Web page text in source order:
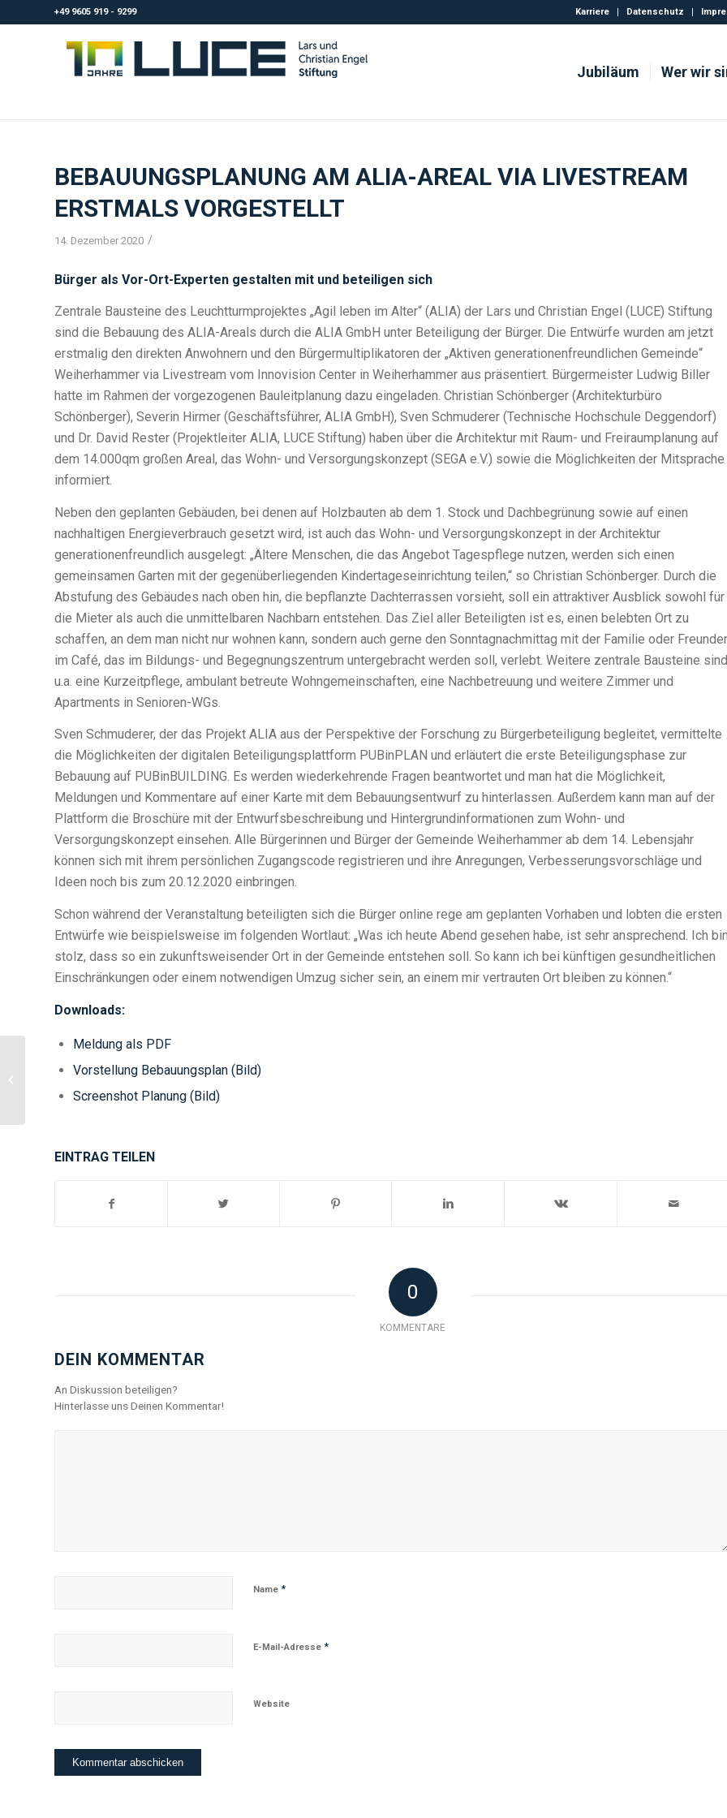
Karriere Datenschutz
+49 9605 919 - 9299
Jubiläum Wer wir
BEBAUUNGSPLANUNG AM ALIA-AREAL VIA LIVESTREAM
ERSTMALS VORGESTELLT
14. Dezember 2020 /
Bürger als Vor-Ort-Experten gestalten mit und beteiligen sich
Zentrale Bausteine des Leuchtturmprojektes „Agil leben im Alter“ (ALIA) der Lars und Christian Engel (LUCE) Stiftung
sind die Bebauung des ALIA-Areals durch die ALIA GmbH unter Beteiligung der Bürger. Die Entwürfe wurden am jetzt
erstmalig den direkten Anwohnern und den Bürgermultiplikatoren der „Aktiven generationenfreundlichen Gemeinde“
Weiherhammer via Livestream vom Innovision Center in Weiherhammer aus präsentiert. Bürgermeister Ludwig Biller
hatte im Rahmen der vorgezogenen Bauleitplanung dazu eingeladen. Christian Schönberger (Architekturbüro
Schönberger), Severin Hirmer (Geschäftsführer, ALIA GmbH), Sven Schmuderer (Technische Hochschule Deggendorf)
und Dr. David Rester (Projektleiter ALIA, LUCE Stiftung) haben über die Architektur mit Raum- und Freiraumplanung auf
dem 14.000qm großen Areal, das Wohn- und Versorgungskonzept (SEGA e.V.) sowie die Möglichkeiten der Mitsprache
informiert.
Neben den geplanten Gebäuden, bei denen auf Holzbauten ab dem 1. Stock und Dachbegrünung sowie auf einen
nachhaltigen Energieverbrauch gesetzt wird, ist auch das Wohn- und Versorgungskonzept in der Architektur
generationenfreundlich ausgelegt: „Ältere Menschen, die das Angebot Tagespflege nutzen, werden sich einen
gemeinsamen Garten mit der gegenüberliegenden Kindertageseinrichtung teilen,“ so Christian Schönberger. Durch die
Abstufung des Gebäudes nach oben hin, die bepflanzte Dachterrassen vorsieht, soll ein attraktiver Ausblick sowohl für
die Mieter als auch die unmittelbaren Nachbarn entstehen. Das Ziel aller Beteiligten ist es, einen belebten Ort zu
schaffen, an dem man nicht nur wohnen kann, sondern auch gerne den Sonntagnachmittag mit der Familie oder
im Café, das im Bildungs- und Begegnungszentrum untergebracht werden soll, verlebt. Weitere zentrale Bausteine sind
u.a. eine Kurzeitpflege, ambulant betreute Wohngemeinschaften, eine Nachbetreuung und weitere Zimmer und
Apartments in Senioren-WGs.
Sven Schmuderer, der das Projekt ALIA aus der Perspektive der Forschung zu Bürgerbeteiligung begleitet, vermittelte
die Möglichkeiten der digitalen Beteiligungsplattform PUBinPLAN und erläutert die erste Beteiligungsphase zur
Bebauung auf PUBinBUILDING. Es werden wiederkehrende Fragen beantwortet und man hat die Möglichkeit,
Meldungen und Kommentare auf einer Karte mit dem Bebauungsentwurf zu hinterlassen. Außerdem kann man auf der
Plattform die Broschüre mit der Entwurfsbeschreibung und Hintergrundinformationen zum Wohn- und
Versorgungskonzept einsehen. Alle Bürgerinnen und Bürger der Gemeinde Weiherhammer ab dem 14. Lebensjahr
können sich mit ihrem persönlichen Zugangscode registrieren und ihre Anregungen, Verbesserungsvorschläge und
Ideen noch bis zum 20.12.2020 einbringen.
Schon während der Veranstaltung beteiligten sich die Bürger online rege am geplanten Vorhaben und lobten die ersten
Entwürfe wie beispielsweise im folgenden Wortlaut: „Was ich heute Abend gesehen habe, ist sehr ansprechend. Ich
stolz, dass so ein zukunftsweisender Ort in der Gemeinde entstehen soll. So kann ich bei künftigen gesundheitlichen
Einschränkungen oder einem notwendigen Umzug sicher sein, an einem mir vertrauten Ort bleiben zu können.“
Downloads:
Meldung als PDF
Vorstellung Bebauungsplan (Bild)
Screenshot Planung (Bild)
EINTRAG TEILEN
0
KOMMENTARE
DEIN KOMMENTAR
An Diskussion beteiligen?
Hinterlasse uns Deinen Kommentar!
Name *
E-Mail-Adresse *
Website
„DENKWELT Oberpfalz“
fest vor Augen